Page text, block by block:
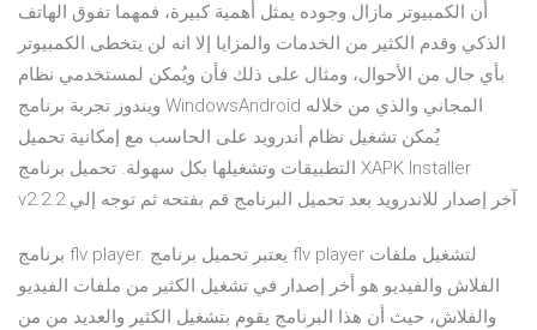
أن الكمبيوتر مازال وجوده يمثل أهمية كبيرة، فمهما تفوق الهاتف
الذكي وقدم الكثير من الخدمات والمزايا إلا انه لن يتخطى الكمبيوتر
بأي حال من الأحوال، ومثال على ذلك فأن ويُمكن لمستخدمي نظام
ويندوز تجربة برنامج WindowsAndroid المجاني والذي من خلاله
يُمكن تشغيل نظام أندرويد على الحاسب مع إمكانية تحميل
التطبيقات وتشغيلها بكل سهولة. تحميل برنامج XAPK Installer
v2.2.2 آخر إصدار للاندرويد بعد تحميل البرنامج قم بفتحه ثم توجه إلي
برنامج flv player. يعتبر تحميل برنامج flv player لتشغيل ملفات
الفلاش والفيديو هو أخر إصدار في تشغيل الكثير من ملفات الفيديو
والفلاش، حيث أن هذا البرنامج يقوم بتشغيل الكثير والعديد من من